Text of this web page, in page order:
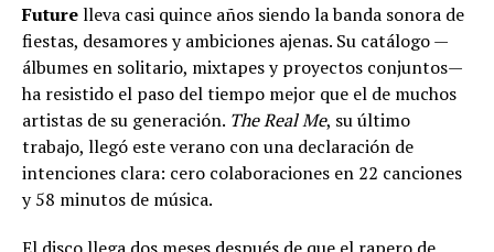
Futurelleva casi quince años siendo la banda sonora de
fiestas, desamores y ambiciones ajenas. Su catálogo —
álbumes en solitario, mixtapes y proyectos conjuntos—
ha resistido el paso del tiempo mejor que el de muchos
artistas de su generación. The Real Me, su último
trabajo, llegó este verano con una declaración de
intenciones clara: cero colaboraciones en 22 canciones
y 58 minutos de música.